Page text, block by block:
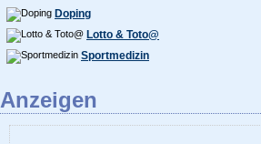
Doping
Lotto & Toto@
Sportmedizin
Anzeigen